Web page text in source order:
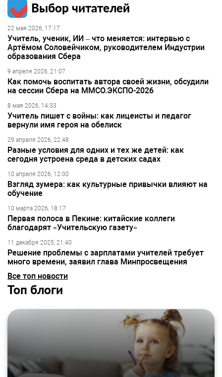
Выбор читателей
22 мая 2026, 17:17
Учитель, ученик, ИИ – что меняется: интервью с
Артёмом Соловейчиком, руководителем Индустрии
образования Сбера
9 апреля 2026, 21:07
Как помочь воспитать автора своей жизни, обсудили
на сессии Сбера на ММСО.ЭКСПО-2026
8 мая 2026, 14:33
Учитель пишет с войны: как лицеисты и педагог
вернули имя героя на обелиск
29 апреля 2026, 22:48
Разные условия для одних и тех же детей: как
сегодня устроена среда в детских садах
10 апреля 2026, 12:00
Взгляд зумера: как культурные привычки влияют на
обучение
10 марта 2026, 18:17
Первая полоса в Пекине: китайские коллеги
благодарят «Учительскую газету»
11 декабря 2025, 21:40
Решение проблемы с зарплатами учителей требует
много времени, заявил глава Минпросвещения
Все топ новости
Топ блоги